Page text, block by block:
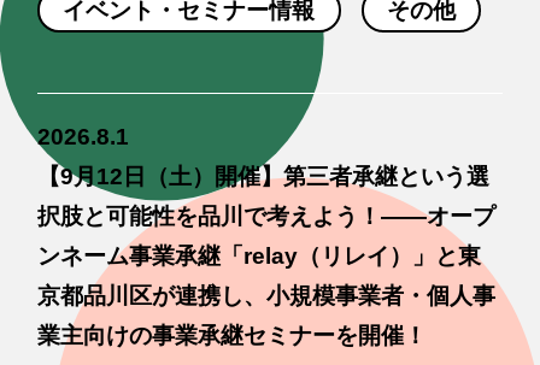
イベント・セミナー情報 その他
2026.8.1
【9月12日（土）開催】第三者承継という選
択肢と可能性を品川で考えよう！——オープ
ンネーム事業承継「relay（リレイ）」と東
京都品川区が連携し、小規模事業者・個人事
業主向けの事業承継セミナーを開催！